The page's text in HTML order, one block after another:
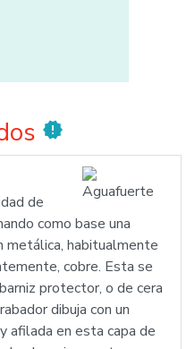
new_releases
de
como base una
metálica, habitualmente
cobre. Esta se
protector, o de cera
dibuja con un
afilada en esta capa de